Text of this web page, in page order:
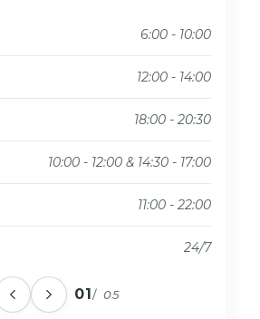
6:00 - 10:00
12:00 - 14:00
18:00 - 20:30
10:00 - 12:00 & 14:30 - 17:00
11:00 - 22:00
24/7
01/ 05